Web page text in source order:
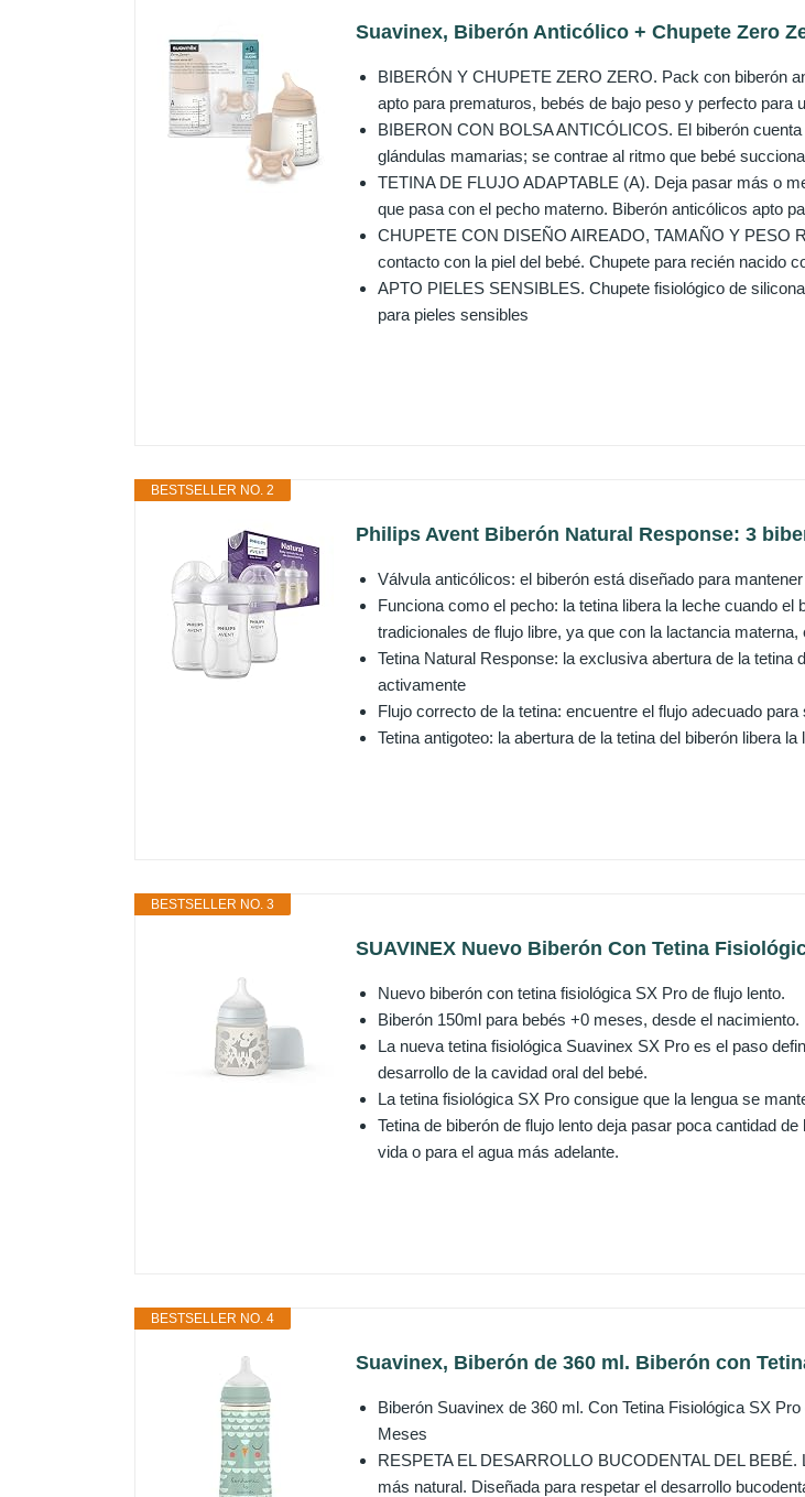
Suavinex, Biberón Anticólico + Chupete Zero
BIBERÓN Y CHUPETE ZERO ZERO. Pack con biberón
apto para prematuros, bebés de bajo peso y perfecto para
BIBERON CON BOLSA ANTICÓLICOS. El biberón
glándulas mamarias; se contrae al ritmo que bebé
TETINA DE FLUJO ADAPTABLE (A). Deja pasar más o
que pasa con el pecho materno. Biberón anticólicos apto
CHUPETE CON DISEÑO AIREADO, TAMAÑO Y PESO
contacto con la piel del bebé. Chupete para recién nacido
APTO PIELES SENSIBLES. Chupete fisiológico de
para pieles sensibles
BESTSELLER NO. 2
Philips Avent Biberón Natural Response: 3
Válvula anticólicos: el biberón está diseñado para
Funciona como el pecho: la tetina libera la leche cuando
tradicionales de flujo libre, ya que con la lactancia materna,
Tetina Natural Response: la exclusiva abertura de la
activamente
Flujo correcto de la tetina: encuentre el flujo adecuado
Tetina antigoteo: la abertura de la tetina del biberón libera
BESTSELLER NO. 3
SUAVINEX Nuevo Biberón Con Tetina
Nuevo biberón con tetina fisiológica SX Pro de flujo lento.
Biberón 150ml para bebés +0 meses, desde el nacimiento.
La nueva tetina fisiológica Suavinex SX Pro es el paso
desarrollo de la cavidad oral del bebé.
La tetina fisiológica SX Pro consigue que la lengua se
Tetina de biberón de flujo lento deja pasar poca cantidad
vida o para el agua más adelante.
BESTSELLER NO. 4
Suavinex, Biberón de 360 ml. Biberón con
Biberón Suavinex de 360 ml. Con Tetina Fisiológica SX
Meses
RESPETA EL DESARROLLO BUCODENTAL DEL
más natural. Diseñada para respetar el desarrollo